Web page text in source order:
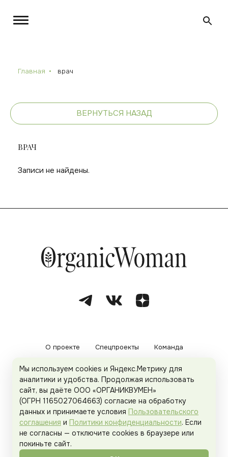
Главная врач
ВЕРНУТЬСЯ НАЗАД
ВРАЧ
Записи не найдены.
О проекте Спецпроекты Команда
Рекламодателям Политика конфиденциальности
Пользовательское соглашение
Organicwoman.ru . Все права защищены.
Мы используем cookies и Яндекс.Метрику для
аналитики и удобства. Продолжая использовать
сайт, вы даёте ООО «ОРГАНИКВУМЕН»
(ОГРН 1165027064663) согласие на обработку
данных и принимаете условия Пользовательского
соглашения и Политики конфиденциальности. Если
не согласны — отключите cookies в браузере или
покиньте сайт.